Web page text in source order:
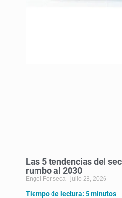
Las 5 tendencias del
rumbo al 2030
Engel Fonseca julio 28, 2026
Tiempo de lectura: 5minutos